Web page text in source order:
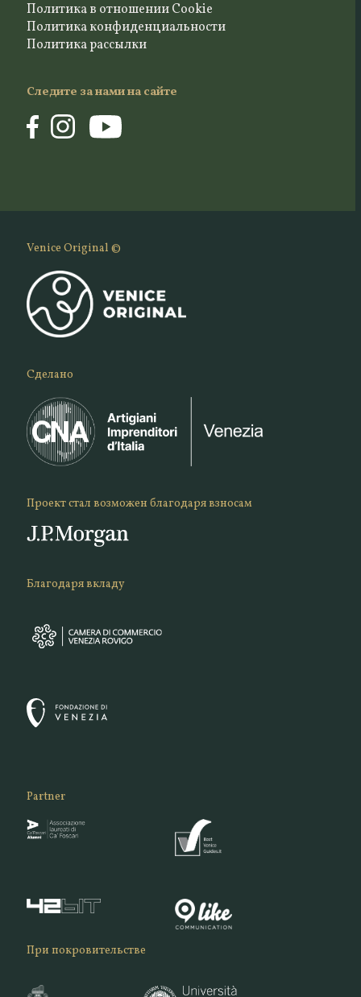
Политика в отношении Cookie
Политика конфиденциальности
Политика рассылки
Следите за нами на сайте
Venice Original ©
Сделано
Проект стал возможен благодаря взносам
Благодаря вкладу
Partner
При покровительстве